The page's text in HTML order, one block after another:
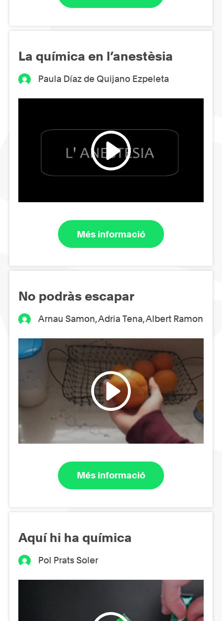
La química en l’anestèsia
Paula Díaz de Quijano Ezpeleta
Més informació
No podràs escapar
Arnau Samon, Adria Tena, Albert Ramon
Més informació
Aquí hi ha química
Pol Prats Soler